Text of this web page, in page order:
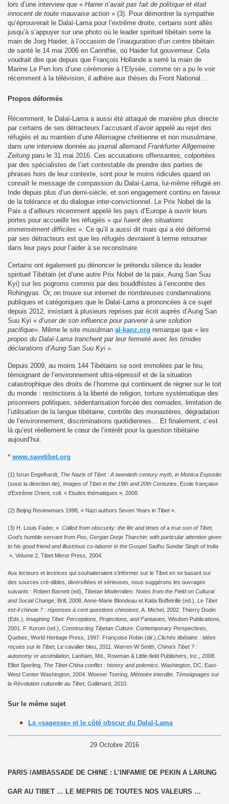
lors d’une interview que « Harrer n’avait pas fait de politique et était
innocent de toute mauvaise action » (3). Pour démontrer la sympathie
qu’éprouverait le Dalaï-Lama pour l’extrême droite, certains sont allés
jusqu’à s’appuyer sur une photo où le leader spirituel tibétain serre la
main de Jorg Haider, à l’occasion de l’inauguration d’un centre tibétain
de santé le 14 mai 2006 en Carinthie, où Haider fut gouverneur. Cela
voudrait dire que depuis que François Hollande a serré la main de
Marine Le Pen lors d’une cérémonie à l’Elysée, comme on a pu le voir
récemment à la télévision, il adhère aux thèses du Front National…
Propos déformés
Récemment, le Dalaï-Lama a aussi été attaqué de manière plus directe
par certains de ses détracteurs l’accusant d’avoir appelé au rejet des
réfugiés et au maintien d’une Allemagne chrétienne et non musulmane,
dans une interview donnée au journal allemand Frankfurter Allgemeine
Zeitung paru le 31 mai 2016. Ces accusations offensantes, colportées
par des spécialistes de l’art contestable de prendre des parties de
phrases hors de leur contexte, sont pour le moins ridicules quand on
connaît le message de compassion du Dalaï-Lama, lui-même réfugié en
Inde depuis plus d’un demi-siècle, et son engagement continu en faveur
de la tolérance et du dialogue inter-convictionnel. Le Prix Nobel de la
Paix a d’ailleurs récemment appelé les pays d’Europe à ouvrir leurs
portes pour accueillir les réfugiés « qui fuient des situations
immensément difficiles ». Ce qu’il a aussi dit mais qui a été déformé
par ses détracteurs est que les réfugiés devraient à terme retourner
dans leur pays pour l’aider à se reconstruire.
Certains ont également pu dénoncer le prétendu silence du leader
spirituel Tibétain (et d’une autre Prix Nobel de la paix, Aung San Suu
Kyi) sur les pogroms commis par des bouddhistes à l’encontre des
Rohingyas. Or, on trouve sur internet de nombreuses condamnations
publiques et catégoriques que le Dalaï-Lama a prononcées à ce sujet
depuis 2012, insistant à plusieurs reprises par écrit auprès d’Aung San
Suu Kyi « d’user de son influence pour parvenir à une solution
pacifique». Même le site musulman al-kanz.org remarque que « l es
propos du Dalaï-Lama tranchent par leur fermeté avec les timides
déclarations d’Aung San Suu Kyi »
Depuis 2009, au moins 144 Tibétains se sont immolées par le feu,
témoignant de l’environnement ultra-répressif et de la situation
catastrophique des droits de l’homme qui continuent de régner sur le toit
du monde : restrictions à la liberté de religion, torture systématique des
prisonniers politiques, sédentarisation forcée des nomades, limitation de
l’utilisation de la langue tibétaine, contrôle des monastères, dégradation
de l’environnement, discriminations quotidiennes… Et finalement, c’est
là qu’est réellement le cœur de l’intérêt pour la question tibétaine
aujourd’hui.
* www.savetibet.org
(1) Isrun Engelhardt, The Nazis of Tibet : A twentieth century myth, in Monica Esposito
(sous la direction de), Images of Tibet in the 19th and 20th Centuries , Ecole française
d’Extrême Orient, coll. « Etudes thématiques », 2008.
(2) Beijng Reviewmars 1998, « Nazi authors Seven Years in Tibet ».
(3) H. Louis Fader, « Called from obscurity: the life and times of a true son of Tibet,
God’s humble servant from Poo, Gergan Dorje Tharchin: with particular attention given
to his good friend and illustrious co-laborer in the Gospel Sadhu Sundar Singh of India
», Volume 2, Tibet Mirror Press, 2004.
Aux lecteurs et lectrices qui souhaiteraient s’informer sur le Tibet en se basant sur
des sources cré-dibles, diversifiées et sérieuses, nous suggérons les ouvrages
suivants : Robert Barnett (ed), Tibetan Modernities: Notes from the Field on Cultural
and Social Change , Brill, 2008. Anne-Marie Blondeau et Katia Buffetrille (ed.), Le Tibet
est-il chinois ? : réponses à cent questions chinoises , A. Michel, 2002. Thierry Dodin
(Eds.), Imagining Tibet: Perceptions, Projections, and Fantasies , Wisdom Publications,
2001. F. Korom (ed.), Constructing Tibetan Culture: Contemporary Perspectives
Quebec, World Heritage Press, 1997. Françoise Robin (dir.), Clichés tibétains : idées
reçues sur le Tibet, Le cavalier bleu, 2011. Warren W Smith, China’s Tibet ? :
autonomy or assimilation , Lanham, Md., Rowman & Little-field Publishers, Inc., 2008.
Elliot Sperling, The Tibet-China conflict : history and polemics , Washington, DC, East-
West Center Washington, 2004. Woeser Tsering, Mémoire interdite. Témoignages sur
la Révolution culturelle au Tibet, Gallimard, 2010.
Sur le même sujet
La «sagesse» et le côté obscur du Dalaï-Lama
29 Octobre 2016
PARIS /AMBASSADE DE CHINE : L’INFAMIE DE PEKIN A LARUNG
GAR AU TIBET … LE MEPRIS DE TOUTES NOS VALEURS …